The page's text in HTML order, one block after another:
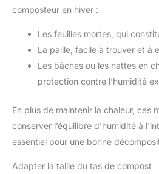
composteur en hiver :
Les feuilles mortes, qui
La paille, facile à trouver et à
Les bâches ou les nattes en
protection contre l’humidité
En plus de maintenir la chaleur, ces
conserver l’équilibre d’humidité à
essentiel pour une bonne
Adapter la taille du tas de compost